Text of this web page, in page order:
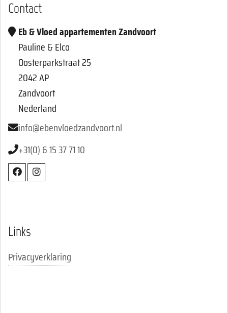
Contact
Eb & Vloed appartementen Zandvoort
Pauline & Elco
Oosterparkstraat 25
2042 AP
Zandvoort
Nederland
info@ebenvloedzandvoort.nl
+31(0) 6 15 37 71 10
Links
Privacyverklaring